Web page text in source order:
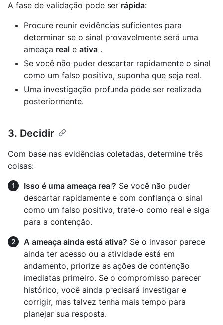
A fase de validação pode ser rápida:
Procure reunir evidências suficientes para
determinar se o sinal provavelmente será uma
ameaça real e ativa .
Se você não puder descartar rapidamente o sinal
como um falso positivo, suponha que seja real.
Uma investigação profunda pode ser realizada
posteriormente.
3. Decidir
Com base nas evidências coletadas, determine três
coisas:
Isso é uma ameaça real? Se você não puder
descartar rapidamente e com confiança o sinal
como um falso positivo, trate-o como real e siga
para a contenção.
A ameaça ainda está ativa? Se o invasor parece
ainda ter acesso ou a atividade está em
andamento, priorize as ações de contenção
imediatas primeiro. Se o compromisso parecer
histórico, você ainda precisará investigar e
corrigir, mas talvez tenha mais tempo para
planejar sua resposta.